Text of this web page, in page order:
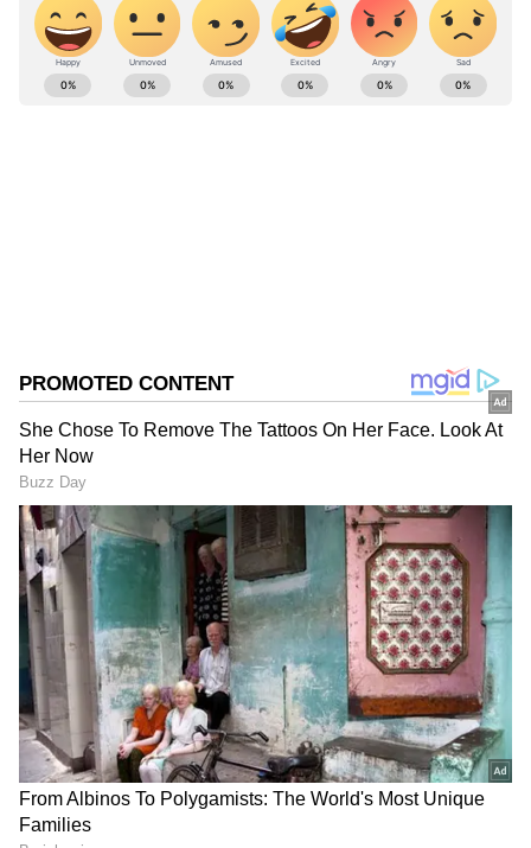
அறிவுறுத்தப்படுகிறார்கள். கடந்த 24 மணி
நேரத்தில் தமிழகம் மற்றும் புதுவையில்
ஒருசில இடங்களில் மழை பெய்துள்ளது.
அதிகபட்சமாக கிருஷ்ணகிரி மாவட்டம்
ஊத்தங்கரை, திருப்பத்தூர் மாவட்டம்
வடபுதுபட்டு ஆகிய இடங்களில் தலா 5
செ.மீ. மழை பதிவாகியுள்ளது. அடுத்து வரும்
24 மணி நேரத்தை பொறுத்த வரை தமிழகம்
மற்றும் புதுவையில் ஒருசில இடங்களில்
லேசானது முதல் மிதமான மழை பெய்ய
கூடும்.
ABOUT THE AUTHOR
DOWNLOAD APP